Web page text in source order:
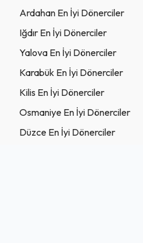
Ardahan En İyi Dönerciler
Iğdır En İyi Dönerciler
Yalova En İyi Dönerciler
Karabük En İyi Dönerciler
Kilis En İyi Dönerciler
Osmaniye En İyi Dönerciler
Düzce En İyi Dönerciler